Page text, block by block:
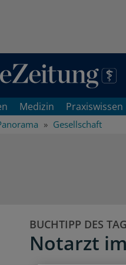
Medizin Praxiswissen
Gesellschaft
BUCHTIPP DES
Notarzt